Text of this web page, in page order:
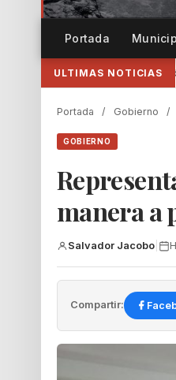
Portada
ULTIMAS NOTICIAS
al Festival
Portada / Gobierno /
GOBIERNO
manera a
Salvador Jacobo
Compartir: